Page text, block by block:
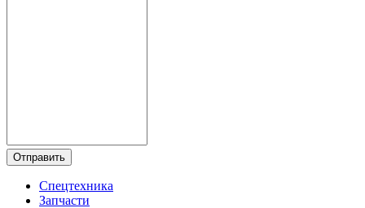
Отправить
Спецтехника
Запчасти